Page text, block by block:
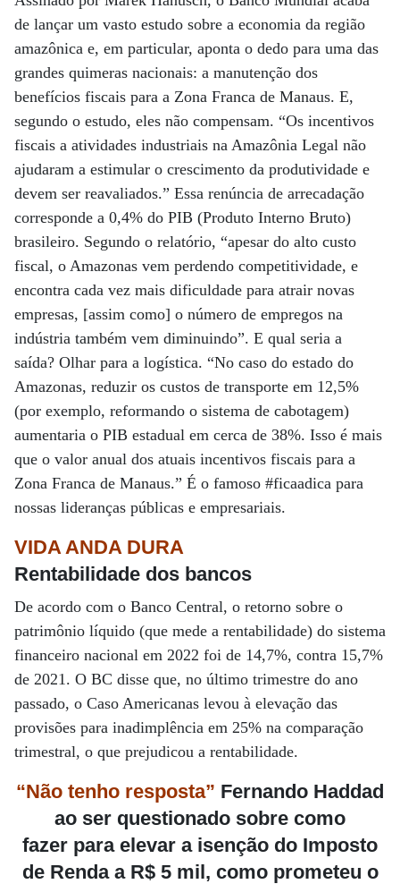
de lançar um vasto estudo sobre a economia da região
amazônica e, em particular, aponta o dedo para uma das
grandes quimeras nacionais: a manutenção dos
benefícios fiscais para a Zona Franca de Manaus. E,
segundo o estudo, eles não compensam. “Os incentivos
fiscais a atividades industriais na Amazônia Legal não
ajudaram a estimular o crescimento da produtividade e
devem ser reavaliados.” Essa renúncia de arrecadação
corresponde a 0,4% do PIB (Produto Interno Bruto)
brasileiro. Segundo o relatório, “apesar do alto custo
fiscal, o Amazonas vem perdendo competitividade, e
encontra cada vez mais dificuldade para atrair novas
empresas, [assim como] o número de empregos na
indústria também vem diminuindo”. E qual seria a
saída? Olhar para a logística. “No caso do estado do
Amazonas, reduzir os custos de transporte em 12,5%
(por exemplo, reformando o sistema de cabotagem)
aumentaria o PIB estadual em cerca de 38%. Isso é mais
que o valor anual dos atuais incentivos fiscais para a
Zona Franca de Manaus.” É o famoso #ficaadica para
nossas lideranças públicas e empresariais.
VIDA ANDA DURA
Rentabilidade dos bancos
De acordo com o Banco Central, o retorno sobre o
patrimônio líquido (que mede a rentabilidade) do sistema
financeiro nacional em 2022 foi de 14,7%, contra 15,7%
de 2021. O BC disse que, no último trimestre do ano
passado, o Caso Americanas levou à elevação das
provisões para inadimplência em 25% na comparação
trimestral, o que prejudicou a rentabilidade.
“Não tenho resposta” Fernando Haddad
ao ser questionado sobre como
fazer para elevar a isenção do Imposto
de Renda a R$ 5 mil, como prometeu o